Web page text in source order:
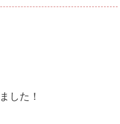
した！